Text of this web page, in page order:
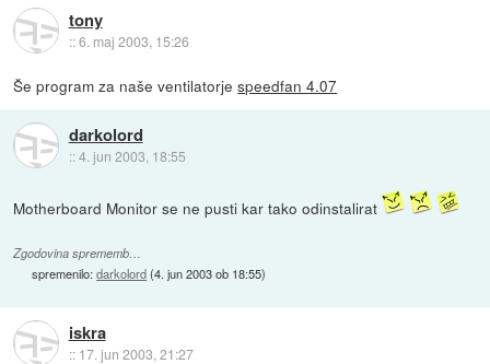
tony
::6. maj 2003, 15:26
Še program za naše ventilatorjespeedfan 4.07
darkolord
::4. jun 2003, 18:55
Motherboard Monitor se ne pusti kar tako odinstalirat
Zgodovina sprememb…
spremenilo:darkolord(4. jun 2003 ob 18:55)
iskra
:: 17. jun 2003, 21:27